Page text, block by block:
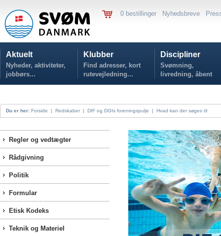
0 bestillinger Nyhedsbreve
Aktuelt
Nyheder, aktiviteter,
jobbørs...
Klubber
Find adresser, kort
rutevejledning...
Discipliner
Svømning,
livredning, åbent
vand...
Du er her: Forside | Redskaber | DIF og DGIs foreningspulje | Hvad kan der søges til
Regler og vedtægter
Rådgivning
Politik
Formular
Etisk Kodeks
Teknik og Materiel